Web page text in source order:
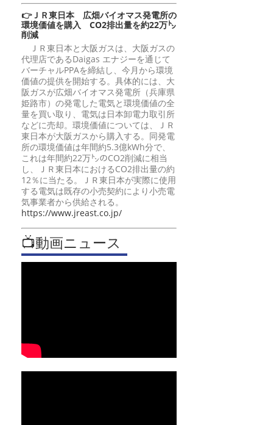
👉ＪＲ東日本 広畑バイオマス発電所の
環境価値を購入 CO2排出量を約22万㌧
削減
ＪＲ東日本と大阪ガスは、大阪ガスの
代理店であるDaigas エナジーを通じて
バーチャルPPAを締結し、今月から環境
価値の提供を開始する。具体的には、大
阪ガスが広畑バイオマス発電所（兵庫県
姫路市）の発電した電気と環境価値の全
量を買い取り、電気は日本卸電力取引所
などに売却。環境価値については、ＪＲ
東日本が大阪ガスから購入する。同発電
所の環境価値は年間約5.3億kWh分で、
これは年間約22万㌧のCO2削減に相当
し、ＪＲ東日本におけるCO2排出量の約
12％に当たる。ＪＲ東日本が実際に使用
する電気は既存の小売契約により小売電
気事業者から供給される。
https://www.jreast.co.jp/
📺動画ニュース